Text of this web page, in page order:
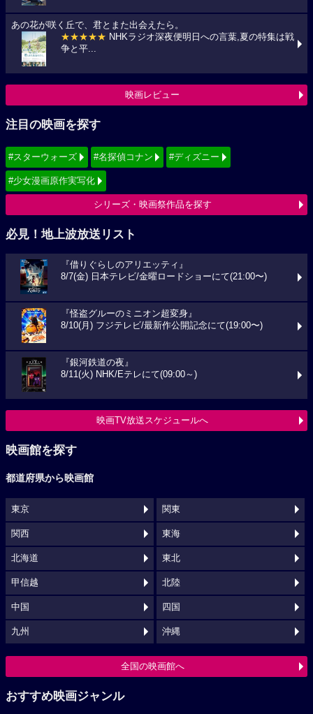
あの花が咲く丘で、君とまた出会えたら。
★★★★★ NHKラジオ深夜便明日への言葉,夏の特集は戦
争と平...
映画レビュー
注目の映画を探す
#スターウォーズ #名探偵コナン #ディズニー
#少女漫画原作実写化
シリーズ・映画祭作品を探す
必見！地上波放送リスト
『借りぐらしのアリエッティ』
8/7(金) 日本テレビ/金曜ロードショーにて(21:00〜)
『怪盗グルーのミニオン超変身』
8/10(月) フジテレビ/最新作公開記念にて(19:00〜)
『銀河鉄道の夜』
8/11(火) NHK/Eテレにて(09:00～)
映画TV放送スケジュールへ
映画館を探す
都道府県から映画館
東京 関東
関西 東海
北海道 東北
甲信越 北陸
中国 四国
九州 沖縄
全国の映画館へ
おすすめ映画ジャンル